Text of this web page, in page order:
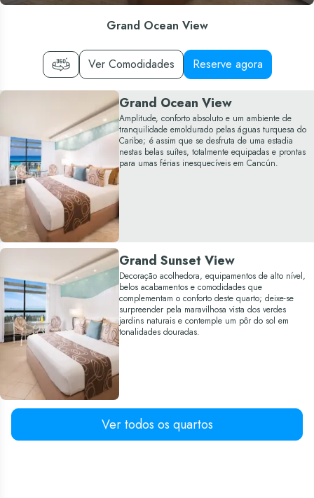
Grand Ocean View
Ver Comodidades Reserve agora
Grand Ocean View
Amplitude, conforto absoluto e um ambiente de
tranquilidade emoldurado pelas águas turquesa do
Caribe; é assim que se desfruta de uma estadia
nestas belas suítes, totalmente equipadas e prontas
para umas férias inesquecíveis em Cancún.
Grand Sunset View
Decoração acolhedora, equipamentos de alto nível,
belos acabamentos e comodidades que
complementam o conforto deste quarto; deixe-se
surpreender pela maravilhosa vista dos verdes
jardins naturais e contemple um pôr do sol em
tonalidades douradas.
Grand Standard
Relaxe no conforto absoluto dos nossos quartos
Standard, onde o descanso é complementado por
Ver todos os quartos